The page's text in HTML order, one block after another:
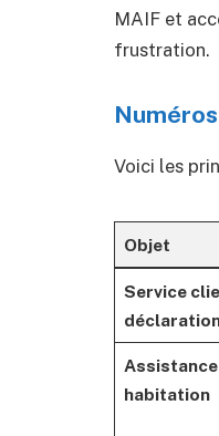
MAIF et
frustration.
Voici les
Objet
Service
habitation